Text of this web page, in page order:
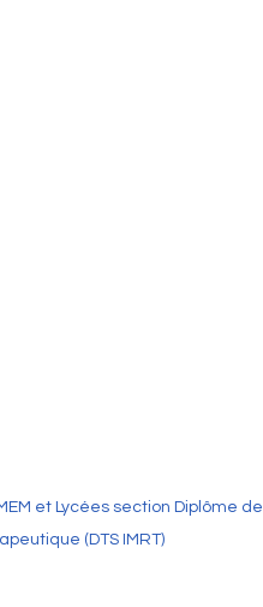
et Lycées section Diplôme de
(DTS IMRT)